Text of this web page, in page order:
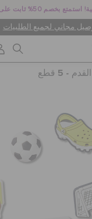
50% ثابت على تشكيلة مختارة
مجاني لجميع الطلبيات
- 5 قطع